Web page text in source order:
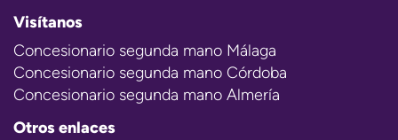
Visítanos
Concesionario segunda mano Málaga
Concesionario segunda mano Córdoba
Concesionario segunda mano Almería
Otros enlaces